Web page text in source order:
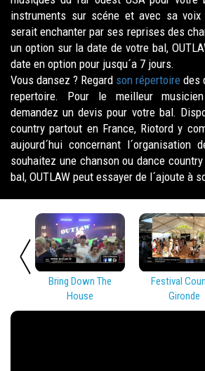
instruments sur scéne et avec sa
serait enchanter par ses reprises des
un option sur la date de votre bal,
date en option pour jusqu´a 7 jours.
Vous dansez ? Regard son répertoire des
repertoire. Pour le meilleur
demandez un devis pour votre bal.
country partout en France, Riotord y
aujourd´hui concernant l´organisation
souhaitez une chanson ou dance
bal, OUTLAW peut essayer de l´ajoute à
Bring Down The
House
Festival
Gironde